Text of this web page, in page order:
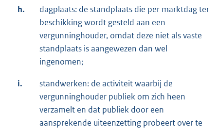
h.
dagplaats: de standplaats die per marktdag ter
beschikking wordt gesteld aan een
vergunninghouder, omdat deze niet als vaste
standplaats is aangewezen dan wel
ingenomen;
i.
standwerken: de activiteit waarbij de
vergunninghouder publiek om zich heen
verzamelt en dat publiek door een
aansprekende uiteenzetting probeert over te